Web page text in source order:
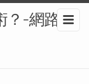
？-網路行